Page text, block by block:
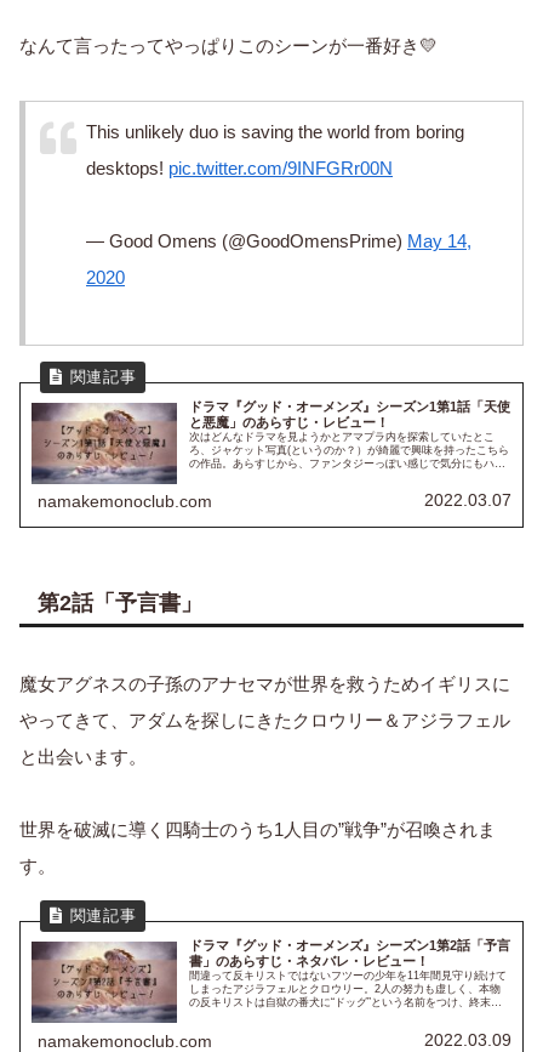
なんて言ったってやっぱりこのシーンが一番好き💛
This unlikely duo is saving the world from boring
desktops! pic.twitter.com/9INFGRr00N
— Good Omens (@GoodOmensPrime) May 14,
2020
ドラマ『グッド・オーメンズ』シーズン1第1話「天使
と悪魔」のあらすじ・レビュー！
次はどんなドラマを見ようかとアマプラ内を探索していたとこ
ろ、ジャケット写真(というのか？）が綺麗で興味を持ったこちら
の作品。あらすじから、ファンタジーっぽい感じで気分にもハマ
namakemonoclub.com 2022.03.07
第2話「予言書」
魔女アグネスの子孫のアナセマが世界を救うためイギリスに
やってきて、アダムを探しにきたクロウリー＆アジラフェル
と出会います。
世界を破滅に導く四騎士のうち1人目の”戦争”が召喚されま
す。
ドラマ『グッド・オーメンズ』シーズン1第2話「予言
書」のあらすじ・ネタバレ・レビュー！
間違って反キリストではないフツーの少年を11年間見守り続けて
しまったアジラフェルとクロウリー。2人の努力も虚しく、本物
の反キリストは自獄の番犬に“ドッグ”という名前をつけ、終末ま
namakemonoclub.com 2022.03.09